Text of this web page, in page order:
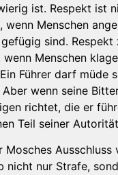
ist. Respekt ist
wenn Menschen
sind. Respekt
wenn Menschen
Führer darf müde
wenn seine
richtet, die er
Teil seiner
Mosches Ausschluss
nicht nur Strafe,